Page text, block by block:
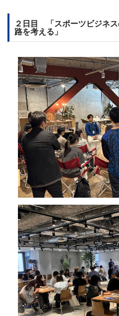
２日目 「スポーツビジネ
路を考える」